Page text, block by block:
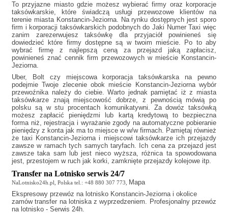
To przyjazne miasto gdzie możesz wybierać firmy oraz korporacje
taksówkarskie, które świadczą usługi przewozowe klientów na
terenie miasta Konstancin-Jeziorna. Na rynku dostępnych jest sporo
firm i korporacji taksówkarskich podobnych do Jaki Numer Taxi więc
zanim zarezerwujesz taksówkę dla przyjaciół powinieneś się
dowiedzieć które firmy dostępne są w twoim mieście. Po to aby
wybrać firmę z najlepszą ceną za przejazd jaką zapłacisz,
powinieneś znać cennik firm przewozowych w mieście Konstancin-
Jeziorna.
Uber, Bolt czy miejscowa korporacja taksówkarska na pewno
podejmie Twoje zlecenie obok mieście Konstancin-Jeziorna wybór
przewoźnika należy do ciebie. Warto jednak pamiętać iż z miasta
taksówkarze znają miejscowość dobrze, z pewnością mówią po
polsku są w stu procentach komunikatywni. Za dowóz taksówką
możesz zapłacić pieniędzmi lub kartą kredytową to bezpieczna
forma niż, rejestracja i wyrażanie zgody na automatyczne pobieranie
pieniędzy z konta jak ma to miejsce w w/w firmach. Pamiętaj również
żetaxi Konstancin-Jeziornai miejscowi taksówkarze ich przejazdy
zawsze w ramach tych samych taryfach. Ich cena za przejazd jest
zawsze taka sam lub jest nieco wyższa, różnica ta spowodowana
jest, przestojem w ruch jak korki, zamknięte przejazdy kolejowe itp.
Transfer na Lotnisko serwis 24/7
NaLotnisko24h.pl, Polska tel.: +48 880 307 773, Mapa
Ekspresowy przewóz na lotnisko Konstancin-Jeziorna i okolice
zamów transfer na lotniska z wyprzedzeniem. Profesjonalny przewóz
na lotnisko - Serwis 24h.